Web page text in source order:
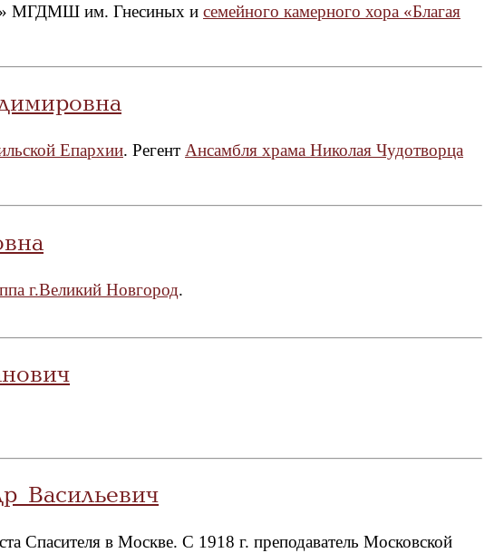
МГДМШ им. Гнесиных и семейного камерного хора «Благая
Епархии. Регент Ансамбля храма Николая Чудотворца
г.Великий Новгород.
Васильевич
Спасителя в Москве. С 1918 г. преподаватель Московской